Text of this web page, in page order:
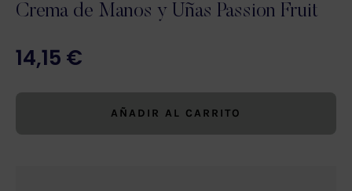
Crema de Manos y Uñas Passion Fruit
14,15 €
AÑADIR AL CARRITO